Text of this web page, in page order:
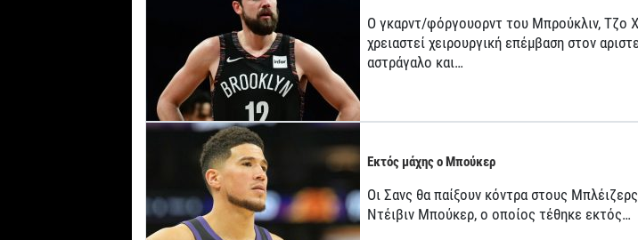
Ο γκαρντ/φόργουορντ του Μπρούκλιν, Τζο
χρειαστεί χειρουργική επέμβαση στον
αστράγαλο και…
Εκτός μάχης ο Μπούκερ
Οι Σανς θα παίξουν κόντρα στους
Ντέιβιν Μπούκερ, ο οποίος τέθηκε εκτός…